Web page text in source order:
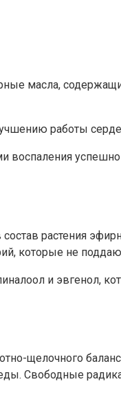
масла,
работы
растения
которые не
и эвгенол,
щелочного
Свободные